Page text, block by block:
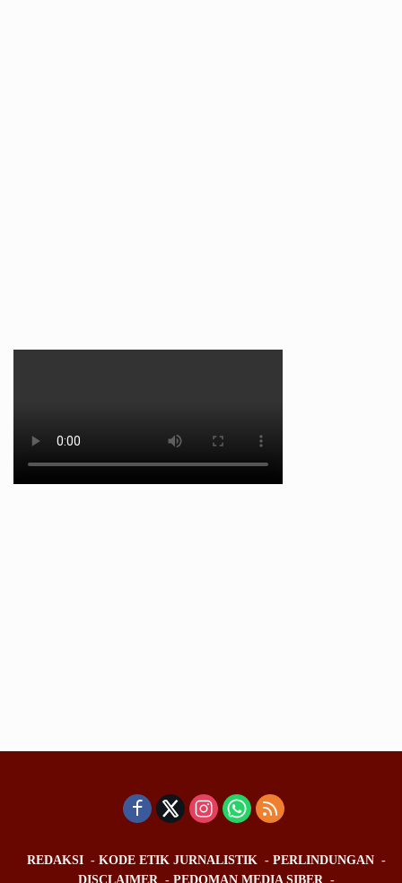
REDAKSI KODE ETIK JURNALISTIK
PERLINDUNGAN
DISCLAIMER
PEDOMAN MEDIA SIBER